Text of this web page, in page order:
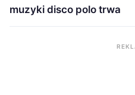
muzyki disco polo trwa